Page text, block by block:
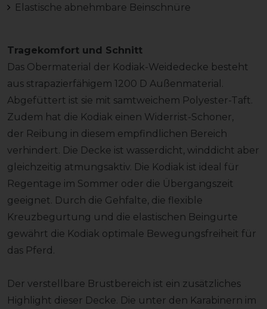
Elastische abnehmbare Beinschnüre
Tragekomfort und Schnitt
Das Obermaterial der Kodiak-Weidedecke besteht
aus strapazierfähigem 1200 D Außenmaterial.
Abgefüttert ist sie mit samtweichem Polyester-Taft.
Zudem hat die Kodiak einen Widerrist-Schoner,
der Reibung in diesem empfindlichen Bereich
verhindert. Die Decke ist wasserdicht, winddicht aber
gleichzeitig atmungsaktiv. Die Kodiak ist ideal für
Regentage im Sommer oder die Übergangszeit
geeignet. Durch die Gehfalte, die flexible
Kreuzbegurtung und die elastischen Beingurte
gewährt die Kodiak optimale Bewegungsfreiheit für
das Pferd.
Der verstellbare Brustbereich ist ein zusätzliches
Highlight dieser Decke. Die unter den Karabinern im